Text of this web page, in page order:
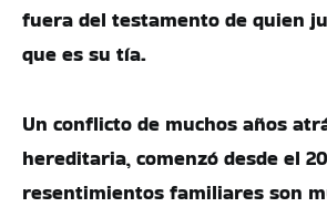
fuera del testamento de quien
que es su tía.
Un conflicto de muchos años
hereditaria, comenzó desde el
resentimientos familiares son